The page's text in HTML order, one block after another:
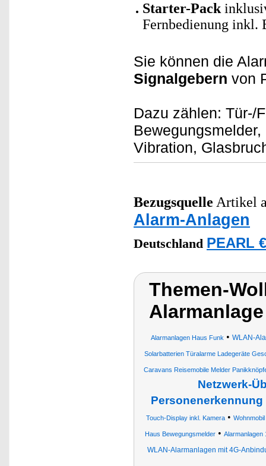
Starter-Pack
Fernbedienung inkl.
Sie können die
Signalgebern von
Dazu zählen: Tür-/
Vibration,
Bezugsquelle Artikel
Alarm-Anlagen
Deutschland PEARL
Themen-
Alarmanlage
Alarmanlagen Haus Funk • WLAN-
Solarbatterien Türalarme Ladegeräte
Caravans Reisemobile Melder
Netzwerk-
Personenerkennung
Touch-Display inkl. Kamera•
Haus Bewegungsmelder• Alarmanlagen
WLAN-Alarmanlagen mit 4G-